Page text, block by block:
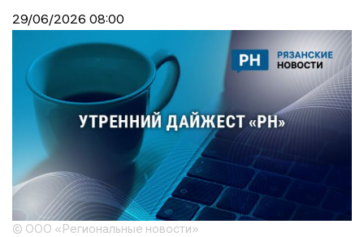
29/06/2026 08:00
© ООО «Региональные новости»